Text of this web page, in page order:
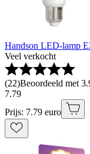
Handson LED-lamp
Veel verkocht
(22)Beoordeeld met
7.79
Prijs: 7.79 euro